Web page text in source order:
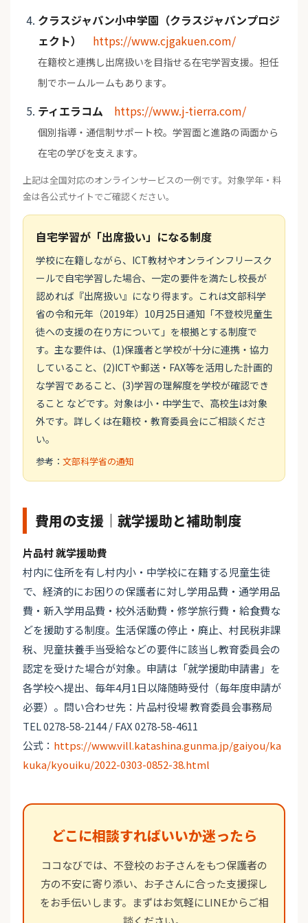
クラスジャパン小中学園（クラスジャパンプロジ
ェクト）
https://www.cjgakuen.com/
在籍校と連携し出席扱いを目指せる在宅学習支援。担任
制でホームルームもあります。
ティエラコム https://www.j-tierra.com/
個別指導・通信制サポート校。学習面と進路の両面から
在宅の学びを支えます。
上記は全国対応のオンラインサービスの一例です。対象学年・料
金は各公式サイトでご確認ください。
自宅学習が「出席扱い」になる制度
学校に在籍しながら、ICT教材やオンラインフリースク
ールで自宅学習した場合、一定の要件を満たし校長が
認めれば『出席扱い』になり得ます。これは文部科学
省の令和元年（2019年）10月25日通知「不登校児童生
徒への支援の在り方について」を根拠とする制度で
す。主な要件は、(1)保護者と学校が十分に連携・協力
していること、(2)ICTや郵送・FAX等を活用した計画的
な学習であること、(3)学習の理解度を学校が確認でき
ること などです。対象は小・中学生で、高校生は対象
外です。詳しくは在籍校・教育委員会にご相談くださ
い。
参考： 文部科学省の通知
費用の支援｜就学援助と補助制度
片品村 就学援助費
村内に住所を有し村内小・中学校に在籍する児童生徒
で、経済的にお困りの保護者に対し学用品費・通学用品
費・新入学用品費・校外活動費・修学旅行費・給食費な
どを援助する制度。生活保護の停止・廃止、村民税非課
税、児童扶養手当受給などの要件に該当し教育委員会の
認定を受けた場合が対象。申請は「就学援助申請書」を
各学校へ提出、毎年4月1日以降随時受付（毎年度申請が
必要）。問い合わせ先：片品村役場 教育委員会事務局
TEL 0278-58-2144 / FAX 0278-58-4611
公式： https://www.vill.katashina.gunma.jp/gaiyou/ka
kuka/kyouiku/2022-0303-0852-38.html
どこに相談すればいいか迷ったら
ココなびでは、不登校のお子さんをもつ保護者の
方の不安に寄り添い、お子さんに合った支援探し
をお手伝いします。まずはお気軽にLINEからご相